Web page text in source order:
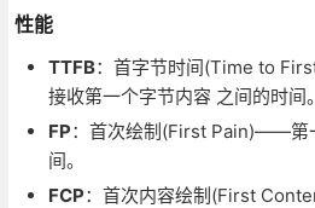
性能
TTFB：首字节时间(Time to
接收第一个字节内容 之间的时间。
FP：首次绘制(First Pain)——第
间。
FCP：首次内容绘制(First